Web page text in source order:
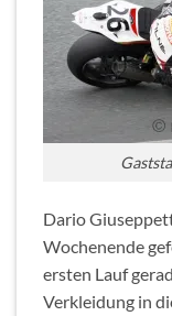
Dario
Wochenende
ersten Lauf
Verkleidung in